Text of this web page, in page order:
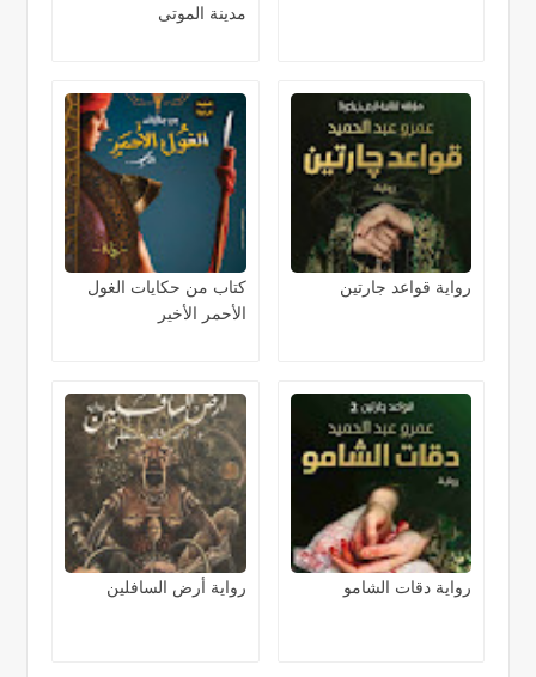
مدينة الموتى
رواية قواعد جارتين
كتاب من حكايات الغول
الأحمر الأخير
رواية دقات الشامو رواية أرض السافلين